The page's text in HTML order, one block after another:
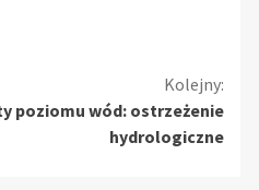
Kolejny:
poziomu wód: ostrzeżenie
hydrologiczne